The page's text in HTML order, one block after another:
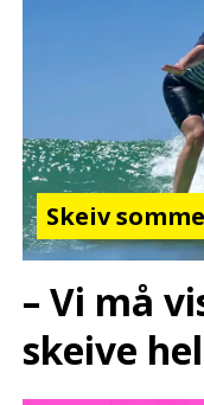
Skeiv
– Vi må
skeive